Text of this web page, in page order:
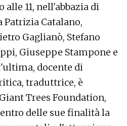
alle 11, nell'abbazia di
Patrizia Catalano,
Gaglianò, Stefano
Giuseppe Stampone e
docente di
traduttrice, è
Trees Foundation,
delle sue finalità la